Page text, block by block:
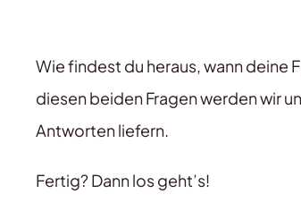
Wie findest du heraus, wann deine
diesen beiden Fragen werden wir
Antworten liefern.
Fertig? Dann los geht’s!